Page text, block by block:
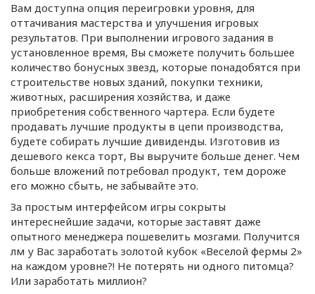
Вам доступна опция переигровки уровня, для
оттачивания мастерства и улучшения игровых
результатов. При выполнении игрового задания в
установленное время, Вы сможете получить большее
количество бонусных звезд, которые понадобятся при
строительстве новых зданий, покупки техники,
животных, расширения хозяйства, и даже
приобретения собственного чартера. Если будете
продавать лучшие продукты в цепи производства,
будете собирать лучшие дивиденды. Изготовив из
дешевого кекса торт, Вы выручите больше денег. Чем
больше вложений потребовал продукт, тем дороже
его можно сбыть, не забывайте это.
За простым интерфейсом игры сокрыты
интереснейшие задачи, которые заставят даже
опытного менеджера пошевелить мозгами. Получится
лм у Вас заработать золотой кубок «Веселой фермы 2»
на каждом уровне?! Не потерять ни одного питомца?
Или заработать миллион?